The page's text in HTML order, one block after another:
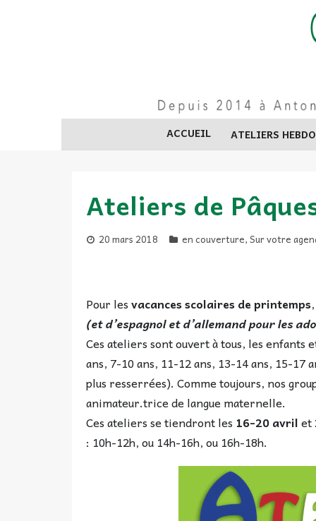
ACCUEIL ATELIERS
Ateliers de
20 mars 2018 en couverture,Sur votre
Pour lesvacances scolaires de printemps
(et d’espagnol et d’allemand pour les
Ces ateliers sont ouvert à tous, les enfants
ans, 7-10 ans, 11-12 ans, 13-14 ans, 15-17
plus resserrées). Comme toujours, nos
animateur.trice de langue maternelle.
Ces ateliers se tiendront les 16-20 avrilet
: 10h-12h, ou 14h-16h, ou 16h-18h.